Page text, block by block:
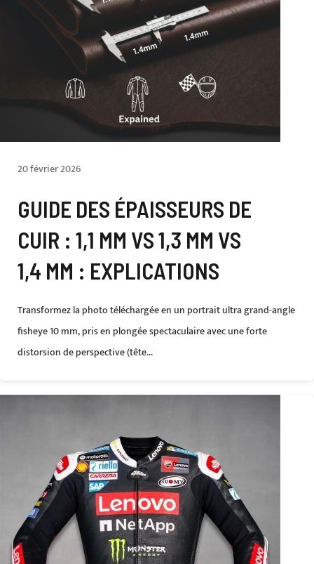
20 février 2026
GUIDE DES ÉPAISSEURS DE
CUIR : 1,1 MM VS 1,3 MM VS
1,4 MM : EXPLICATIONS
Transformez la photo téléchargée en un portrait ultra grand-angle
fisheye 10 mm, pris en plongée spectaculaire avec une forte
distorsion de perspective (tête...